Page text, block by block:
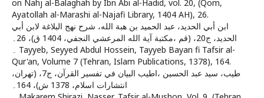
on Nahj al-Balaghah by Ibn Abi al-Hadid, vol. 20, (Qom,
Ayatollah al-Marashi al-Najafi Library, 1404 AH), 26.
ابن أبي الحديد، عبد الحميد بن هبة الله‏، شرح نهج البلاغة لابن أبي
الحديد، ج‏20، (قم ،مكتبة آية الله المرعشي النجفي‏‏، 1404 ق‏)، 26۔
۔ Tayyeb, Seyyed Abdul Hossein, Tayyeb Bayan fi Tafsir al-
Qur'an, Volume 7 (Tehran, Islam Publications, 1378), 164.
طيب، سيد عبد الحسين ،اطيب البيان في تفسير القرآن، ج7، (تهران،
انتشارات اسلام، 1378 ش)، 164۔